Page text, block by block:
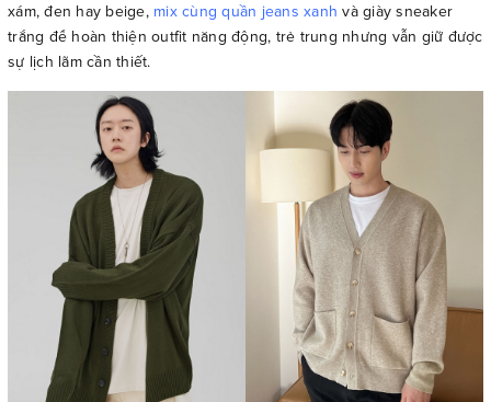
xám, đen hay beige, mix cùng quần jeans xanh và giày sneaker
trắng để hoàn thiện outfit năng động, trẻ trung nhưng vẫn giữ được
sự lịch lãm cần thiết.